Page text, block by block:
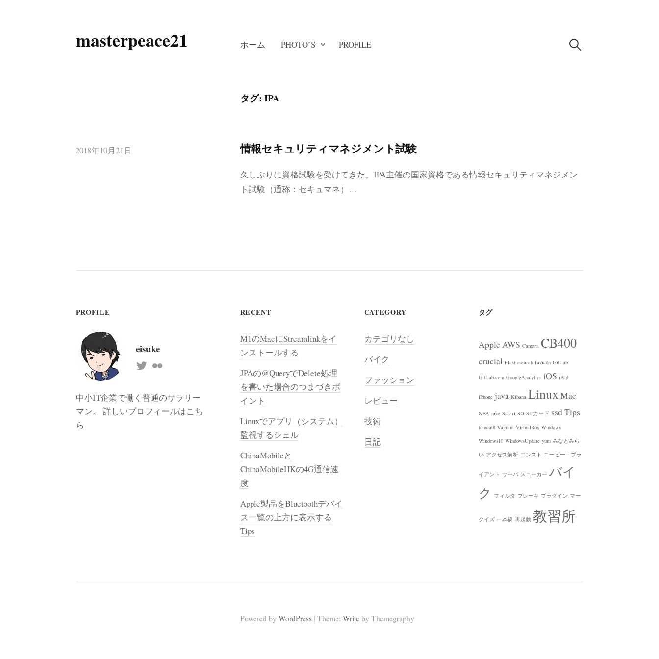
コ
キ
masterpeace21 ホーム PHOTO’S PROFILE 検
タグ: IPA
2018年10月21日 情報セキュリティマネジメント試験
久しぶりに資格試験を受けてきた。IPA主催の国家資格である情報セキュリティマネジメン
ト試験（通称：セキュマネ）…
PROFILE
eisuke
中小IT企業で働く普通のサラリー
マン。 詳しいプロフィールはこち
ら
RECENT
M1のMacにStreamlinkをイ
ンストールする
JPAの@QueryでDelete処理
を書いた場合のつまづきポ
イント
Linuxでアプリ（システム）
監視するシェル
ChinaMobileと
ChinaMobileHKの4G通信速
度
Apple製品をBluetoothデバイ
ス一覧の上方に表示する
Tips
CATEGORY
カテゴリなし
バイク
ファッション
レビュー
技術
日記
タグ
AppleAWS Camera CB400
crucial Elasticsearch favicon GitLab
GitLab.com GoogleAnalytics iOS iPad
iPhone java Kibana LinuxMac
NBA nike Safari SD SDカード ssdTips
tomcat8 Vagrant VirtualBox Windows
Windows10 WindowsUpdate yum みなとみら
い アクセス解析 エンスト コービー・ブラ
イアント サーバ スニーカー バイ
ク
フィルタ ブレーキ プラグイン マー
クイズ 一本橋 再起動 教習所
Powered by WordPress | Theme: Writeby Themegraphy